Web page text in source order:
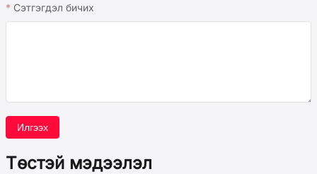
Сэтгэгдэл бичих
Илгээх
Төстэй мэдээлэл